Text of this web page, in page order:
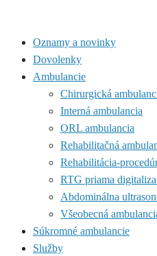
Oznamy a novinky
Dovolenky
Ambulancie
Chirurgická
Interná ambulancia
ORL ambulancia
Rehabilitačná
Rehabilitácia-
RTG priama
Abdominálna
Všeobecná
Súkromné ambulancie
Služby